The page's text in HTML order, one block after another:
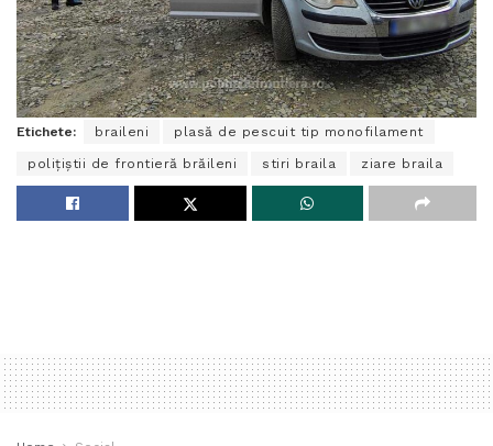
Etichete: braileni plasă de pescuit tip monofilament
polițiștii de frontieră brăileni stiri braila ziare braila